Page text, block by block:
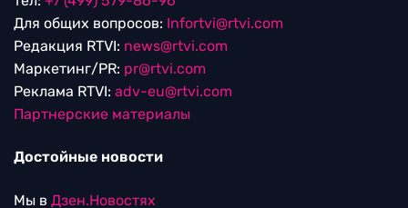
Для общих вопросов: Infortvi@rtvi.com
Редакция RTVI: news@rtvi.com
Маркетинг/PR: pr@rtvi.com
Реклама RTVI: adv-eu@rtvi.com
Партнерские материалы
Достойные новости
Мы в Дзен.Новостях